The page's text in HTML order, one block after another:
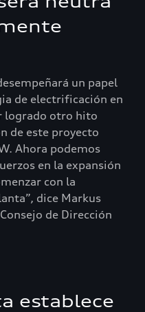
un papel
de electrificación en
logrado otro hito
de este proyecto
Ahora podemos
en la expansión
con la
dice Markus
de Dirección
establece